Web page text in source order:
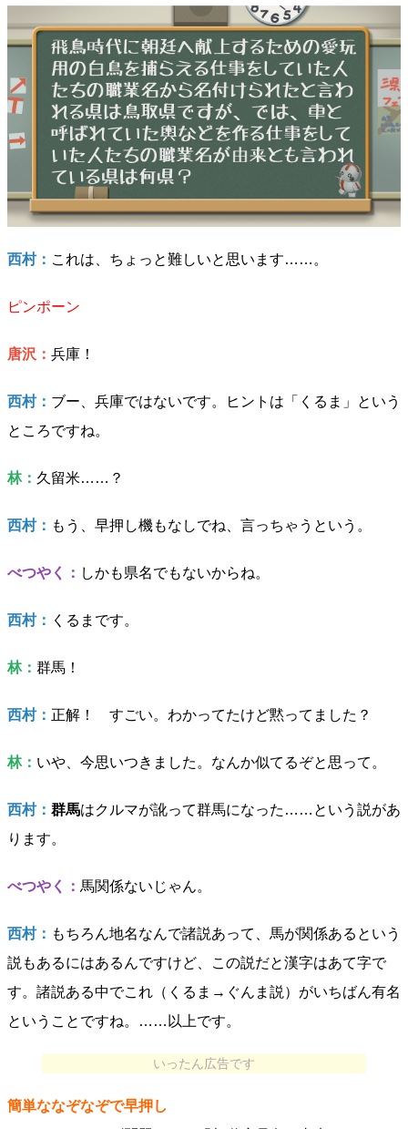
西村： これは、ちょっと難しいと思います……。
ピンポーン
唐沢： 兵庫！
西村： ブー、兵庫ではないです。ヒントは「くるま」という
ところですね。
林： 久留米……？
西村： もう、早押し機もなしでね、言っちゃうという。
べつやく： しかも県名でもないからね。
西村： くるまです。
林： 群馬！
西村： 正解！ すごい。わかってたけど黙ってました？
林： いや、今思いつきました。なんか似てるぞと思って。
西村： 群馬はクルマが訛って群馬になった……という説があ
ります。
べつやく： 馬関係ないじゃん。
西村： もちろん地名なんで諸説あって、馬が関係あるという
説もあるにはあるんですけど、この説だと漢字はあて字で
す。諸説ある中でこれ（くるま→ぐんま説）がいちばん有名
ということですね。……以上です。
いったん広告です
簡単ななぞなぞで早押し